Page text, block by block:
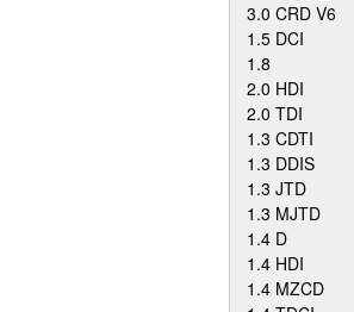
3.0 CRD V6
1.5 DCI
1.8
2.0 HDI
2.0 TDI
1.3 CDTI
1.3 DDIS
1.3 JTD
1.3 MJTD
1.4 D
1.4 HDI
1.4 MZCD